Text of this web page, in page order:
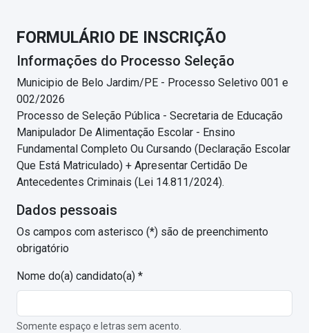
FORMULÁRIO DE INSCRIÇÃO
Informações do Processo Seleção
Municipio de Belo Jardim/PE - Processo Seletivo 001 e
002/2026
Processo de Seleção Pública - Secretaria de Educação
Manipulador De Alimentação Escolar - Ensino
Fundamental Completo Ou Cursando (Declaração Escolar
Que Está Matriculado) + Apresentar Certidão De
Antecedentes Criminais (Lei 14.811/2024).
Dados pessoais
Os campos com asterisco (*) são de preenchimento
obrigatório
Nome do(a) candidato(a) *
Somente espaço e letras sem acento.